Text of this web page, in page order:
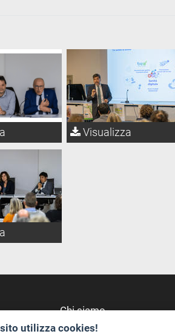
Visualizza
Chi siamo
Redazione
utilizza cookies!